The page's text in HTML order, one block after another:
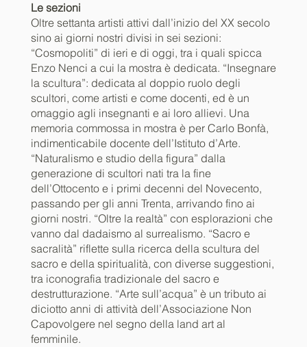
Le sezioni
Oltre settanta artisti attivi dall’inizio del XX secolo
sino ai giorni nostri divisi in sei sezioni:
“Cosmopoliti” di ieri e di oggi, tra i quali spicca
Enzo Nenci a cui la mostra è dedicata. “Insegnare
la scultura”: dedicata al doppio ruolo degli
scultori, come artisti e come docenti, ed è un
omaggio agli insegnanti e ai loro allievi. Una
memoria commossa in mostra è per Carlo Bonfà,
indimenticabile docente dell’Istituto d’Arte.
“Naturalismo e studio della figura” dalla
generazione di scultori nati tra la fine
dell’Ottocento e i primi decenni del Novecento,
passando per gli anni Trenta, arrivando fino ai
giorni nostri. “Oltre la realtà” con esplorazioni che
vanno dal dadaismo al surrealismo. “Sacro e
sacralità” riflette sulla ricerca della scultura del
sacro e della spiritualità, con diverse suggestioni,
tra iconografia tradizionale del sacro e
destrutturazione. “Arte sull’acqua” è un tributo ai
diciotto anni di attività dell’Associazione Non
Capovolgere nel segno della land art al
femminile.